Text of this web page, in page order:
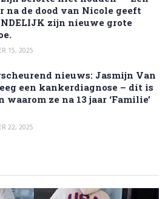
na de dood van Nicole geeft
zijn nieuwe grote
15, 2025
nieuws: Jasmijn Van
een kankerdiagnose – dít is
waarom ze na 13 jaar ‘Familie’
22, 2025